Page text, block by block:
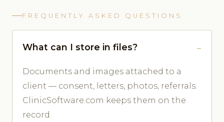
FREQUENTLY ASKED QUESTIONS
What can I store in files?
Documents and images attached to a
client — consent, letters, photos, referrals.
ClinicSoftware.com keeps them on the
record.